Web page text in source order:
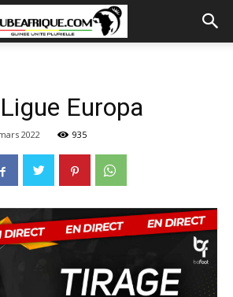
Europa
2022 935